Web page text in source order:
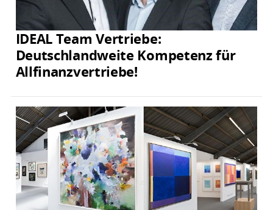
IDEAL Team Vertriebe:
Deutschlandweite Kompetenz für
Allfinanzvertriebe!